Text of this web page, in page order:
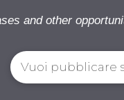
and other
Vuoi pubblicare